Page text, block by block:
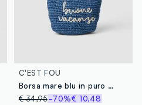
C'EST FOU
Borsa mare blu in puro tessuto carta intrecciato
€ 34,95 -70%€ 10,48